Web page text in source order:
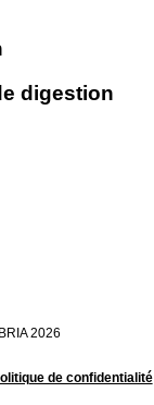
digestion
2026
de confidentialité